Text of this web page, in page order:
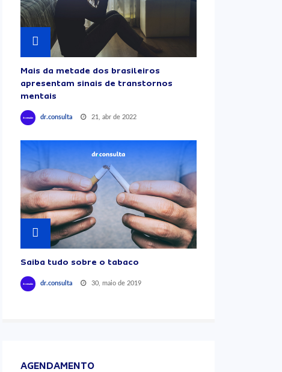
Mais da metade dos brasileiros
apresentam sinais de transtornos
mentais
dr.consulta 21, abr de 2022
Saiba tudo sobre o tabaco
dr.consulta 30, maio de 2019
AGENDAMENTO